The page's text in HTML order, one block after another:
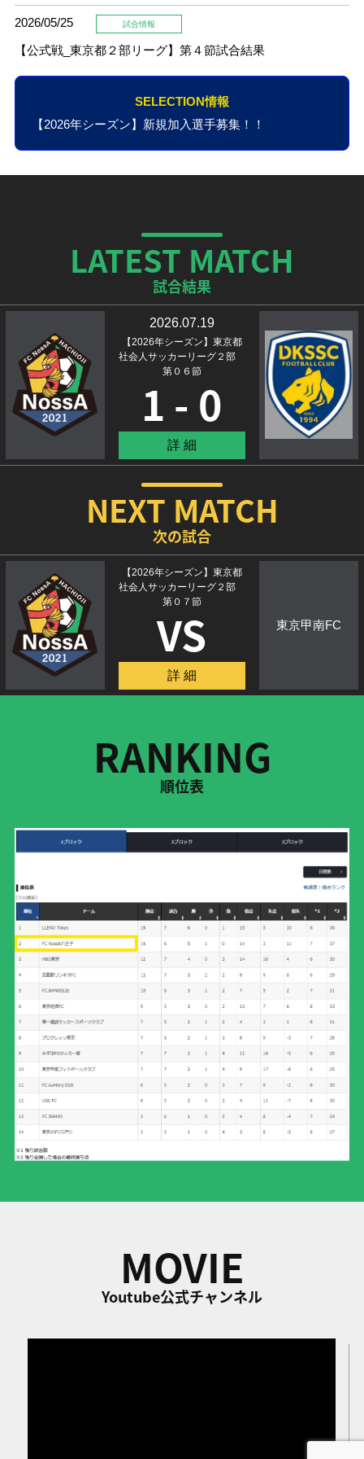
2026/05/25 試合情報
【公式戦_東京都２部リーグ】第４節試合結果
SELECTION情報
【2026年シーズン】新規加入選手募集！！
LATEST MATCH
試合結果
2026.07.19
【2026年シーズン】東京都
社会人サッカーリーグ２部
第０６節
1 - 0
詳 細
NEXT MATCH
次の試合
【2026年シーズン】東京都
社会人サッカーリーグ２部
第０７節
VS
詳 細
東京甲南FC
RANKING
順位表
MOVIE
Youtube公式チャンネル